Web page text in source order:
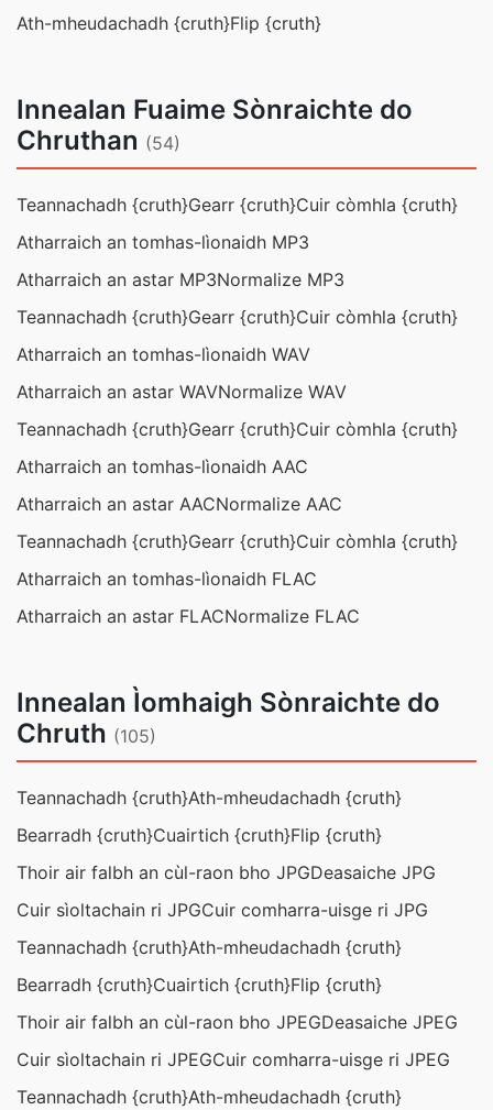
Ath-mheudachadh {cruth}Flip {cruth}
Innealan Fuaime Sònraichte do
Chruthan (54)
Teannachadh {cruth}Gearr {cruth}Cuir còmhla {cruth}
Atharraich an tomhas-lìonaidh MP3
Atharraich an astar MP3Normalize MP3
Teannachadh {cruth}Gearr {cruth}Cuir còmhla {cruth}
Atharraich an tomhas-lìonaidh WAV
Atharraich an astar WAVNormalize WAV
Teannachadh {cruth}Gearr {cruth}Cuir còmhla {cruth}
Atharraich an tomhas-lìonaidh AAC
Atharraich an astar AACNormalize AAC
Teannachadh {cruth}Gearr {cruth}Cuir còmhla {cruth}
Atharraich an tomhas-lìonaidh FLAC
Atharraich an astar FLACNormalize FLAC
Innealan Ìomhaigh Sònraichte do
Chruth (105)
Teannachadh {cruth}Ath-mheudachadh {cruth}
Bearradh {cruth}Cuairtich {cruth}Flip {cruth}
Thoir air falbh an cùl-raon bho JPGDeasaiche JPG
Cuir sìoltachain ri JPGCuir comharra-uisge ri JPG
Teannachadh {cruth}Ath-mheudachadh {cruth}
Bearradh {cruth}Cuairtich {cruth}Flip {cruth}
Thoir air falbh an cùl-raon bho JPEGDeasaiche JPEG
Cuir sìoltachain ri JPEGCuir comharra-uisge ri JPEG
Teannachadh {cruth}Ath-mheudachadh {cruth}